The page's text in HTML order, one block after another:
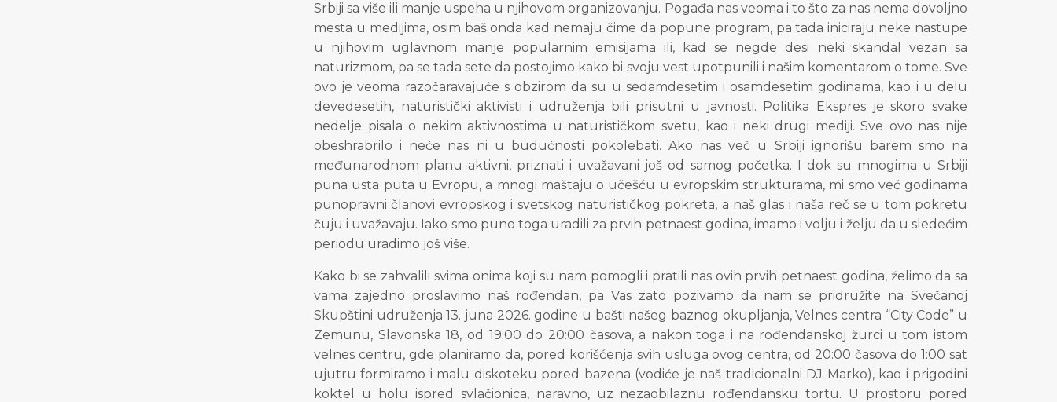
Srbiji sa više ili manje uspeha u njihovom organizovanju. Pogađa nas veoma i to što za nas nema dovoljno
mesta u medijima, osim baš onda kad nemaju čime da popune program, pa tada iniciraju neke nastupe
u njihovim uglavnom manje popularnim emisijama ili, kad se negde desi neki skandal vezan sa
naturizmom, pa se tada sete da postojimo kako bi svoju vest upotpunili i našim komentarom o tome. Sve
ovo je veoma razočaravajuće s obzirom da su u sedamdesetim i osamdesetim godinama, kao i u delu
devedesetih, naturistički aktivisti i udruženja bili prisutni u javnosti. Politika Ekspres je skoro svake
nedelje pisala o nekim aktivnostima u naturističkom svetu, kao i neki drugi mediji. Sve ovo nas nije
obeshrabrilo i neće nas ni u budućnosti pokolebati. Ako nas već u Srbiji ignorišu barem smo na
međunarodnom planu aktivni, priznati i uvažavani još od samog početka. I dok su mnogima u Srbiji
puna usta puta u Evropu, a mnogi maštaju o učešću u evropskim strukturama, mi smo već godinama
punopravni članovi evropskog i svetskog naturističkog pokreta, a naš glas i naša reč se u tom pokretu
čuju i uvažavaju. Iako smo puno toga uradili za prvih petnaest godina, imamo i volju i želju da u sledećim
periodu uradimo još više.
Kako bi se zahvalili svima onima koji su nam pomogli i pratili nas ovih prvih petnaest godina, želimo da sa
vama zajedno proslavimo naš rođendan, pa Vas zato pozivamo da nam se pridružite na Svečanoj
Skupštini udruženja 13. juna 2026. godine u bašti našeg baznog okupljanja, Velnes centra “City Code” u
Zemunu, Slavonska 18, od 19:00 do 20:00 časova, a nakon toga i na rođendanskoj žurci u tom istom
velnes centru, gde planiramo da, pored korišćenja svih usluga ovog centra, od 20:00 časova do 1:00 sat
ujutru formiramo i malu diskoteku pored bazena (vodiće je naš tradicionalni DJ Marko), kao i prigodini
koktel u holu ispred svlačionica, naravno, uz nezaobilaznu rođendansku tortu. U prostoru pored